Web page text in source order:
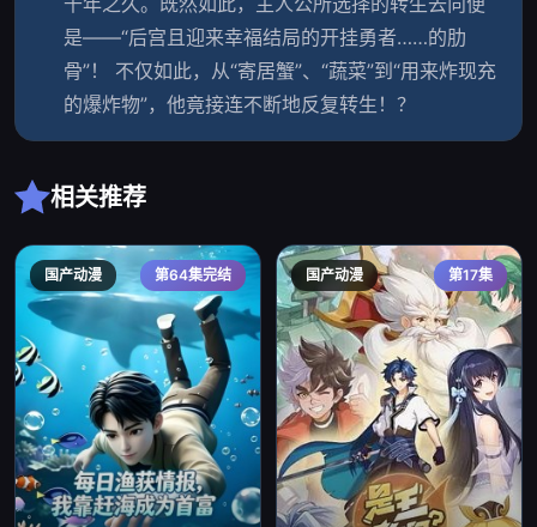
是——“后宫且迎来幸福结局的开挂勇者……的肋
骨”！ 不仅如此，从“寄居蟹”、“蔬菜”到“用来炸现充
的爆炸物”，他竟接连不断地反复转生！？
相关推荐
国产动漫 第64集完结 国产动漫 第17集